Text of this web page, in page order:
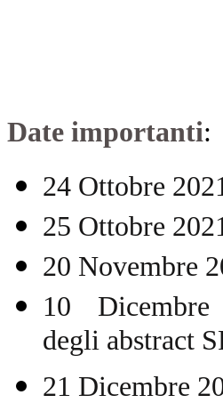
Date importanti:
24 Ottobre
25 Ottobre
20 Novembre
10
degli abstract
21 Dicembre